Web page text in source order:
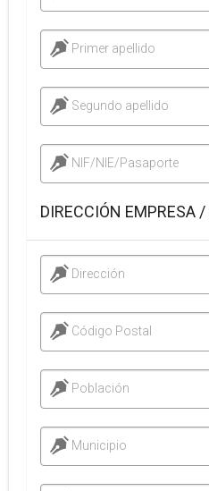
Primer apellido
Segundo apellido
NIF/NIE/Pasaporte
DIRECCIÓN EMPRESA
Dirección
Código Postal
Población
Municipio